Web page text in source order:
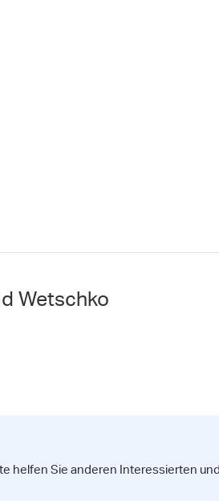
Wetschko
helfen Sie anderen Interessierten